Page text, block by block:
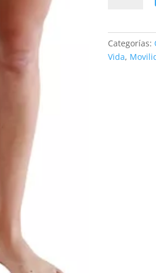
cantidad
Categorías:
Vida,